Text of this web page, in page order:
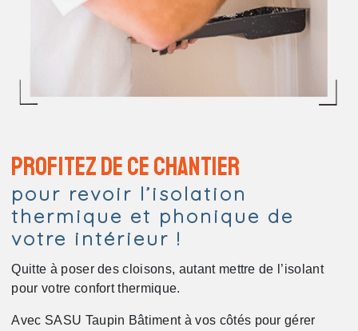
Profitez de ce chantier
pour revoir l’isolation
thermique et phonique de
votre intérieur !
Quitte à poser des cloisons, autant mettre de l’isolant
pour votre confort thermique.
Avec SASU Taupin Bâtiment à vos côtés pour gérer